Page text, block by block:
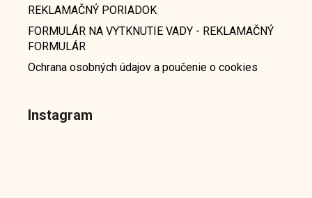
REKLAMAČNÝ PORIADOK
FORMULÁR NA VYTKNUTIE VADY - REKLAMAČNÝ
FORMULÁR
Ochrana osobných údajov a poučenie o cookies
Instagram